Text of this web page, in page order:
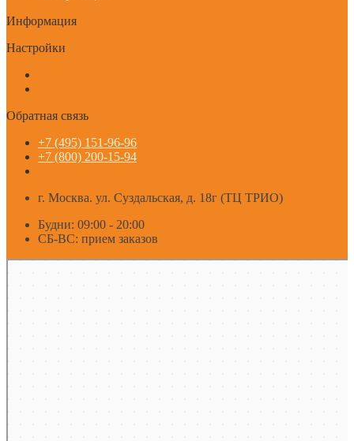
Информация
Настройки
Обратная связь
+7 (495) 151-96-96
+7 (800) 200-15-94
г. Москва. ул. Суздальская, д. 18г (ТЦ ТРИО)
Будни: 09:00 - 20:00
СБ-ВС: прием заказов